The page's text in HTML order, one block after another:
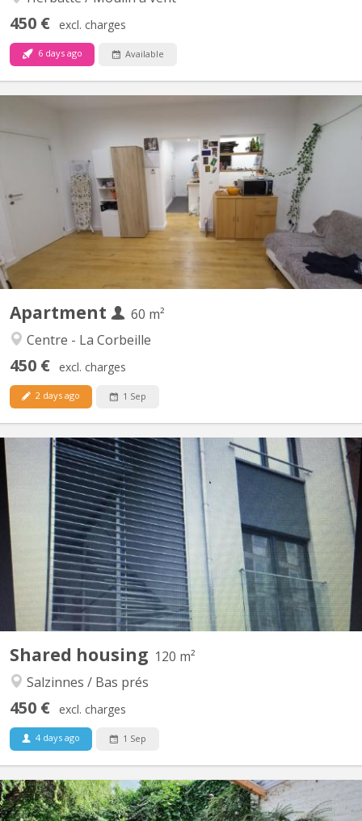
450 € excl. charges
6 days ago Available
Apartment
60 m²
Centre - La Corbeille
450 € excl. charges
2 days ago 1 Sep
KN 5742
RECHERCHE UN. E COLOCATAIRE C’est un appartement 8 pièces:
deux chambres, avec un grand salon- salle à manger, une cuisine
équipée, un WC, une salle de bain et un débarras. Il n’est pas
entièrement meublé mais il y a le nécessaire : table et chaises
dans le salon ; lit, bureau et garde-robe dans...
Shared housing 120 m²
Salzinnes / Bas prés
450 € excl. charges
4 days ago 1 Sep
KN 5857
Très beau duplex comprenant 3 chambres dont une avec un coin
douche/évier privé, un séjour, une cuisine équipée, une salle de
bains, 2 wc
KN 4552